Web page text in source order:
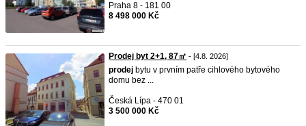
Praha 8 - 181 00
8 498 000 Kč
Prodej byt 2+1, 87㎡ - [4.8. 2026]
prodej bytu v prvním patře cihlového bytového
domu bez ...
Česká Lípa - 470 01
3 500 000 Kč